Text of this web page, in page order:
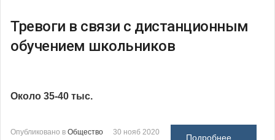
Тревоги в связи с дистанционным
обучением школьников
Около 35-40 тыс.
Опубликовано в Общество 30 нояб 2020
Подробнее ...